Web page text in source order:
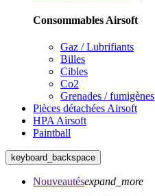
Consommables Airsoft
Gaz / Lubrifiants
Billes
Cibles
Co2
Grenades / fumigènes
Pièces détachées Airsoft
HPA Airsoft
Paintball
keyboard_backspace
Nouveautésexpand_more